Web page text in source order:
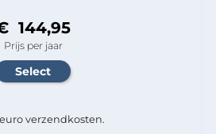
144,95
Prijs per jaar
verzendkosten.